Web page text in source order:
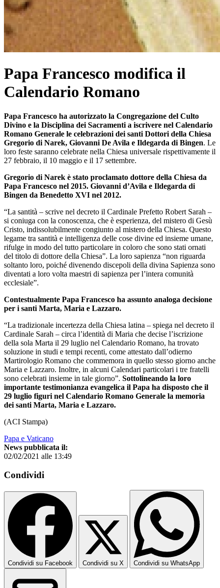
Papa Francesco modifica il
Calendario Romano
Papa Francesco ha autorizzato la Congregazione del Culto
Divino e la Disciplina dei Sacramenti a iscrivere nel Calendario
Romano Generale le celebrazioni dei santi Dottori della Chiesa
Gregorio di Narek, Giovanni De Avila e Ildegarda di Bingen. Le
loro feste saranno celebrate nella Chiesa universale rispettivamente il
27 febbraio, il 10 maggio e il 17 settembre.
Gregorio di Narek è stato proclamato dottore della Chiesa da
Papa Francesco nel 2015. Giovanni d’Avila e Ildegarda di
Bingen da Benedetto XVI nel 2012.
“La santità – scrive nel decreto il Cardinale Prefetto Robert Sarah –
si coniuga con la conoscenza, che è esperienza, del mistero di Gesù
Cristo, indissolubilmente congiunto al mistero della Chiesa. Questo
legame tra santità e intelligenza delle cose divine ed insieme umane,
rifulge in modo del tutto particolare in coloro che sono stati ornati
del titolo di dottore della Chiesa”. La loro sapienza “non riguarda
soltanto loro, poiché divenendo discepoli della divina Sapienza sono
diventati a loro volta maestri di sapienza per l’intera comunità
ecclesiale”.
Contestualmente Papa Francesco ha assunto analoga decisione
per i santi Marta, Maria e Lazzaro.
“La tradizionale incertezza della Chiesa latina – spiega nel decreto il
Cardinale Sarah – circa l’identità di Maria che decise l’iscrizione
della sola Marta il 29 luglio nel Calendario Romano, ha trovato
soluzione in studi e tempi recenti, come attestato dall’odierno
Martirologio Romano che commemora in quello stesso giorno anche
Maria e Lazzaro. Inoltre, in alcuni Calendari particolari i tre fratelli
sono celebrati insieme in tale giorno”. Sottolineando la loro
importante testimonianza evangelica il Papa ha disposto che il
29 luglio figuri nel Calendario Romano Generale la memoria
dei santi Marta, Maria e Lazzaro.
(ACI Stampa)
Papa e Vaticano
News pubblicata il:
02/02/2021 alle 13:49
Condividi
Condividi su Facebook Condividi su X Condividi su WhatsApp